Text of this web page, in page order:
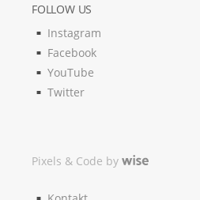
FOLLOW US
Instagram
Facebook
YouTube
Twitter
Pixels & Code by